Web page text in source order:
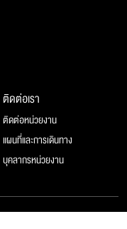
ติดต่อเรา
ติดต่อหน่วยงาน
แผนที่และการเดินทาง
บุคลากรหน่วยงาน